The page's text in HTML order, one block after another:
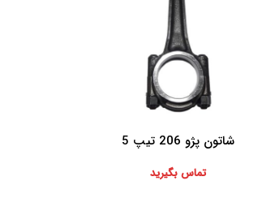
اطلاعات بیشترشاتون پژو 206 تیپ 5
تماس بگیرید